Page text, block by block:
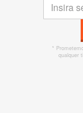
*
qualquer